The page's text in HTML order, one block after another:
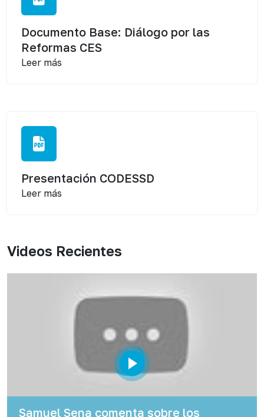
Documento Base: Diálogo por las
Reformas CES
Leer más
Presentación CODESSD
Leer más
Videos Recientes
Samuel Sena comenta sobre los